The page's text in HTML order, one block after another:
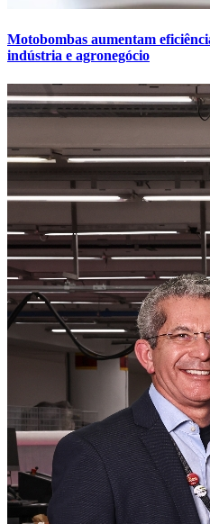
Motobombas aumentam
indústria e agronegócio